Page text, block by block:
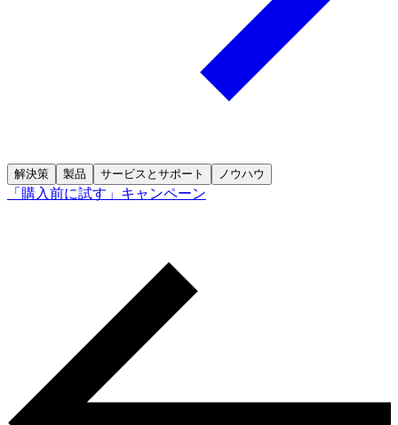
解決策 製品 サービスとサポート ノウハウ
「購入前に試す」キャンペーン